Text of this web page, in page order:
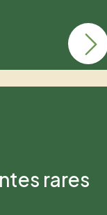
rares